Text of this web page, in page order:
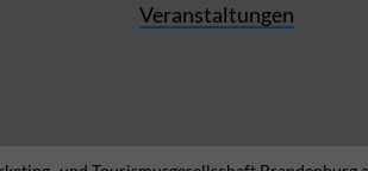
Veranstaltungen